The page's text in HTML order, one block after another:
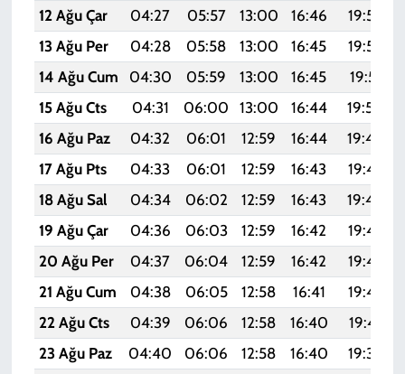
12 Ağu Çar
04:27 05:57 13:00 16:46 19:53
13 Ağu Per
04:28 05:58 13:00 16:45 19:52
14 Ağu Cum
04:30 05:59 13:00 16:45 19:51
15 Ağu Cts
04:31 06:00 13:00 16:44 19:50
16 Ağu Paz
04:32 06:01 12:59 16:44
19:48
17 Ağu Pts
04:33 06:01 12:59 16:43 19:47
18 Ağu Sal
04:34 06:02 12:59 16:43 19:46
19 Ağu Çar
04:36 06:03 12:59 16:42 19:45
20 Ağu Per
04:37 06:04 12:59 16:42 19:43
21 Ağu Cum
04:38 06:05 12:58 16:41 19:42
22 Ağu Cts
04:39 06:06 12:58 16:40 19:41
23 Ağu Paz
04:40 06:06 12:58 16:40 19:39